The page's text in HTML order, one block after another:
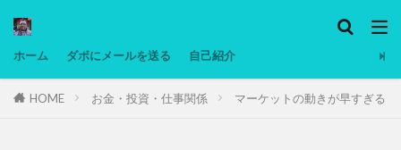
ホーム ダボにメールを送る 自己紹介
HOME お金・投資・仕事関係 マーケットの動きが早すぎる
タグ